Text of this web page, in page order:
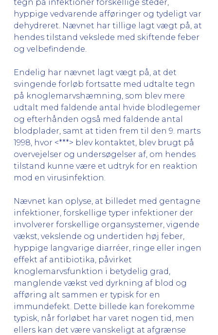
tegn på infektioner forskellige steder,
hyppige vedvarende afføringer og tydeligt var
dehydreret. Nævnet har tillige lagt vægt på, at
hendes tilstand vekslede med skiftende feber
og velbefindende.
Endelig har nævnet lagt vægt på, at det
svingende forløb fortsatte med udtalte tegn
på knoglemarvshæmning, som blev mere
udtalt med faldende antal hvide blodlegemer
og efterhånden også med faldende antal
blodplader, samt at tiden frem til den 9. marts
1998, hvor <***> blev kontaktet, blev brugt på
overvejelser og undersøgelser af, om hendes
tilstand kunne være et udtryk for en reaktion
mod en virusinfektion.
Nævnet kan oplyse, at billedet med gentagne
infektioner, forskellige typer infektioner der
involverer forskellige organsystemer, vigende
vækst, vekslende og undertiden høj feber,
hyppige langvarige diarréer, ringe eller ingen
effekt af antibiotika, påvirket
knoglemarvsfunktion i betydelig grad,
manglende vækst ved dyrkning af blod og
afføring alt sammen er typisk for en
immundefekt. Dette billede kan forekomme
typisk, når forløbet har varet nogen tid, men
ellers kan det være vanskeligt at afgrænse